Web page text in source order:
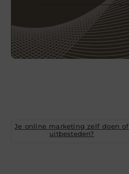
Je online marketing zelf doen of
uitbesteden?